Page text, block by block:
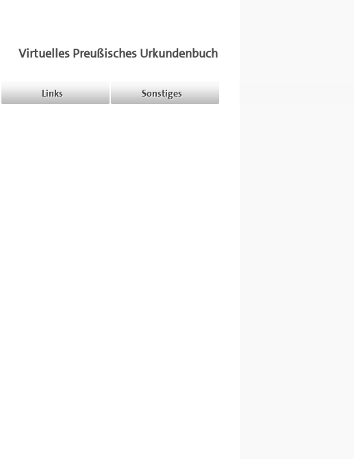
Virtuelles Preußisches Urkundenbuch
Links Sonstiges